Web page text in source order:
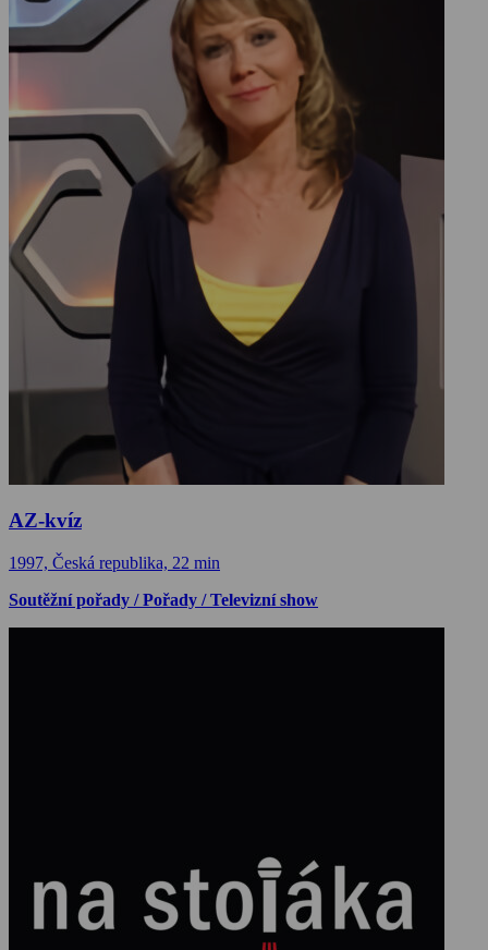
AZ-kvíz
1997, Česká republika, 22 min
Soutěžní pořady / Pořady / Televizní show